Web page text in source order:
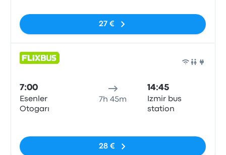
27 €
7:00
Esenler
Otogarı
7h 45m
14:45
Izmir bus
station
28 €